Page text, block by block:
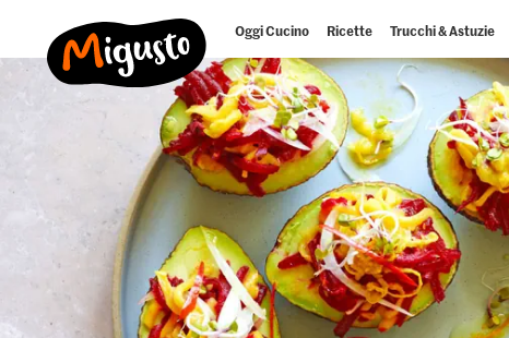
Oggi Cucino Ricette Trucchi & Astuzie